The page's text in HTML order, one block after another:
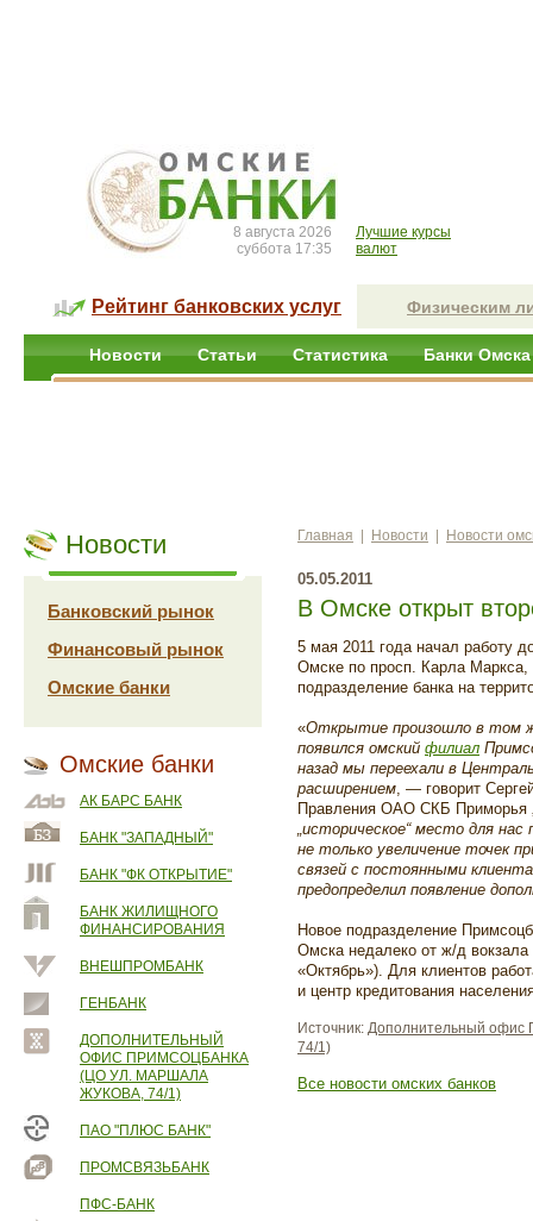
8 августа 2026
суббота 17:35
Лучшие курсы
валют
Рейтинг банковских услуг Физическим
Новости Статьи Статистика Банки Омска
Новости
Банковский рынок
Финансовый рынок
Омские банки
Омские банки
АК БАРС БАНК
БАНК "ЗАПАДНЫЙ"
БАНК "ФК ОТКРЫТИЕ"
БАНК ЖИЛИЩНОГО
ФИНАНСИРОВАНИЯ
ВНЕШПРОМБАНК
ГЕНБАНК
ДОПОЛНИТЕЛЬНЫЙ
ОФИС ПРИМСОЦБАНКА
(ЦО УЛ. МАРШАЛА
ЖУКОВА, 74/1)
ПАО "ПЛЮС БАНК"
ПРОМСВЯЗЬБАНК
ПФС-БАНК
Главная Новости Новости
05.05.2011
В Омске открыт
5 мая 2011 года начал работу
Омске по просп. Карла
подразделение банка на
«Открытие произошло в том
появился омский филиал
назад мы переехали в
расширением, — говорит
Правления ОАО СКБ Приморья
„историческое“ место для
не только увеличение точек
связей с постоянными
предопределил появление
Новое подразделение
Омска недалеко от ж/д вокзала
«Октябрь»). Для клиентов
и центр кредитования
Источник: Дополнительный офис
74/1)
Все новости омских банков